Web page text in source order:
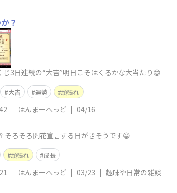
？
じ3日連続の“大吉”明日こそはくるかな大当たり😁
大吉 運勢 頑張れ
42 はんまーへっど | 04/16
そろそろ開花宣言する日がきそうです😁
頑張れ 成長
21 はんまーへっど | 03/23 | 趣味や日常の雑談